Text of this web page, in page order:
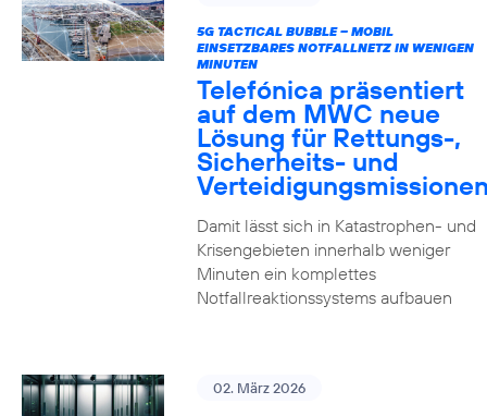
5G TACTICAL BUBBLE – MOBIL
EINSETZBARES NOTFALLNETZ IN WENIGEN
MINUTEN
Telefónica präsentiert
auf dem MWC neue
Lösung für Rettungs-,
Sicherheits- und
Damit lässt sich in Katastrophen- und
Krisengebieten innerhalb weniger
Minuten ein komplettes
Notfallreaktionssystems aufbauen
02. März 2026